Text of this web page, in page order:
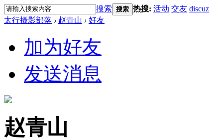
搜索 搜索 热搜: 活动 交友 discuz
太行摄影部落 › 赵青山 › 好友
加为好友
发送消息
赵青山